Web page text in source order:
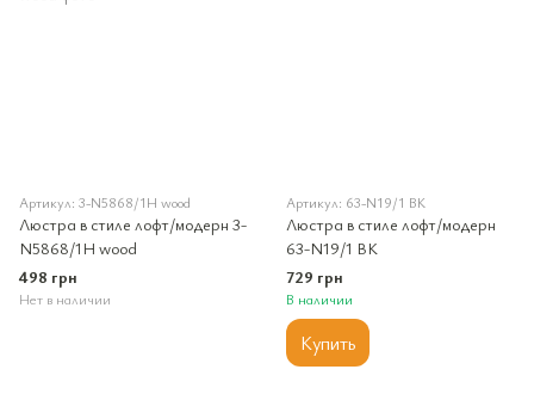
Артикул: 3-N5868/1H wood
Люстра в стиле лофт/модерн 3-
N5868/1H wood
498 грн
Нет в наличии
Артикул: 63-N19/1 BK
Люстра в стиле лофт/модерн
63-N19/1 BK
729 грн
В наличии
Купить